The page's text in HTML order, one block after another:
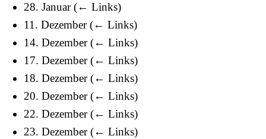
28. Januar (← Links)
11. Dezember (← Links)
14. Dezember (← Links)
17. Dezember (← Links)
18. Dezember (← Links)
20. Dezember (← Links)
22. Dezember (← Links)
23. Dezember (← Links)